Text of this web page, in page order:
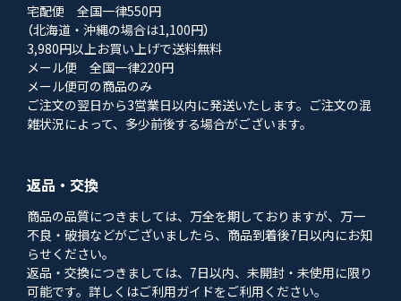
宅配便 全国一律550円
（北海道・沖縄の場合は1,100円）
3,980円以上お買い上げで送料無料
メール便 全国一律220円
メール便可の商品のみ
ご注文の翌日から3営業日以内に発送いたします。ご注文の混
雑状況によって、多少前後する場合がございます。
返品・交換
商品の品質につきましては、万全を期しておりますが、万一
不良・破損などがございましたら、商品到着後7日以内にお知
らせください。
返品・交換につきましては、7日以内、未開封・未使用に限り
可能です。詳しくはご利用ガイドをご利用ください。